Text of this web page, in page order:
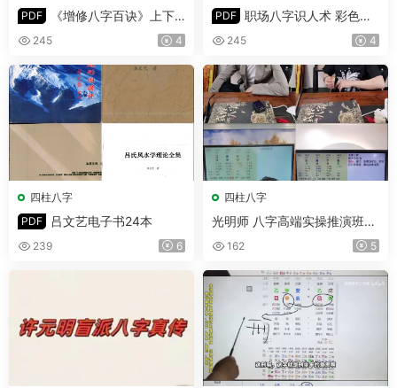
PDF
《增修八字百诀》上下
册 PDF 共532页
245 4
PDF 职场八字识人术 彩色版
PDF 302页
245 4
四柱八字
PDF
吕文艺电子书24本
239 6
四柱八字
光明师 八字高端实操推演班婚
姻爱情专场 视频3集
162 5